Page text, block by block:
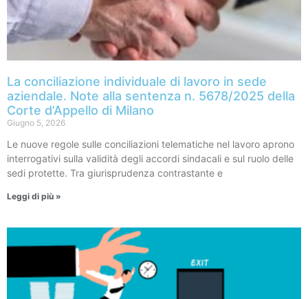
La conciliazione individuale di lavoro in sede
aziendale. Note alla sentenza n. 5678/2025 della
Corte d’Appello di Milano
Giugno 5, 2026
Le nuove regole sulle conciliazioni telematiche nel lavoro aprono
interrogativi sulla validità degli accordi sindacali e sul ruolo delle
sedi protette. Tra giurisprudenza contrastante e
Leggi di più »